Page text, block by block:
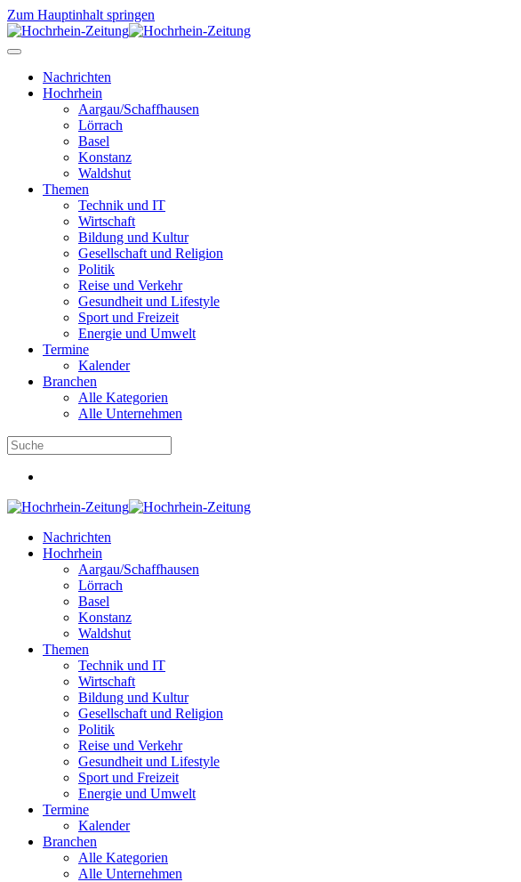
Zum Hauptinhalt springen
Nachrichten
Hochrhein
Aargau/Schaffhausen
Lörrach
Basel
Konstanz
Waldshut
Themen
Technik und IT
Wirtschaft
Bildung und Kultur
Gesellschaft und Religion
Politik
Reise und Verkehr
Gesundheit und Lifestyle
Sport und Freizeit
Energie und Umwelt
Termine
Kalender
Branchen
Alle Kategorien
Alle Unternehmen
Nachrichten
Hochrhein
Aargau/Schaffhausen
Lörrach
Basel
Konstanz
Waldshut
Themen
Technik und IT
Wirtschaft
Bildung und Kultur
Gesellschaft und Religion
Politik
Reise und Verkehr
Gesundheit und Lifestyle
Sport und Freizeit
Energie und Umwelt
Termine
Kalender
Branchen
Alle Kategorien
Alle Unternehmen